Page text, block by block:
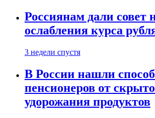
Россиянам дали совет
ослабления курса
3 недели спустя
В России нашли
пенсионеров от
удорожания продуктов